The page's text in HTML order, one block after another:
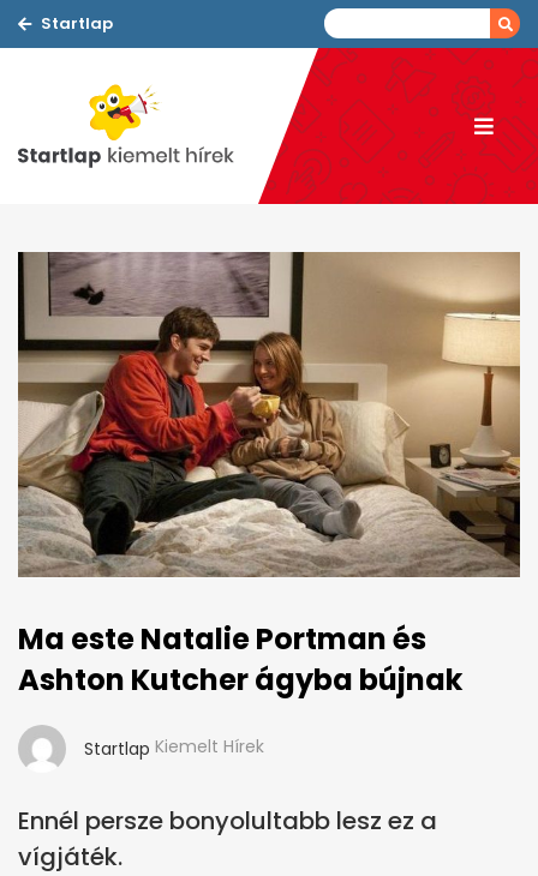
Startlap
Ma este Natalie Portman és
Ashton Kutcher ágyba bújnak
Startlap Kiemelt Hírek
Ennél persze bonyolultabb lesz ez a
vígjáték.